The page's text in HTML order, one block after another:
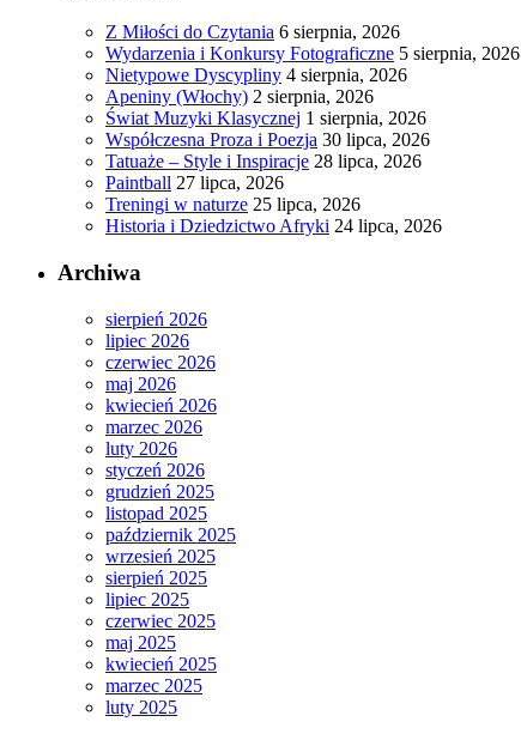
Z Miłości do Czytania 6 sierpnia, 2026
Wydarzenia i Konkursy Fotograficzne 5 sierpnia, 2026
Nietypowe Dyscypliny 4 sierpnia, 2026
Apeniny (Włochy) 2 sierpnia, 2026
Świat Muzyki Klasycznej 1 sierpnia, 2026
Współczesna Proza i Poezja 30 lipca, 2026
Tatuaże – Style i Inspiracje 28 lipca, 2026
Paintball 27 lipca, 2026
Treningi w naturze 25 lipca, 2026
Historia i Dziedzictwo Afryki 24 lipca, 2026
Archiwa
sierpień 2026
lipiec 2026
czerwiec 2026
maj 2026
kwiecień 2026
marzec 2026
luty 2026
styczeń 2026
grudzień 2025
listopad 2025
październik 2025
wrzesień 2025
sierpień 2025
lipiec 2025
czerwiec 2025
maj 2025
kwiecień 2025
marzec 2025
luty 2025